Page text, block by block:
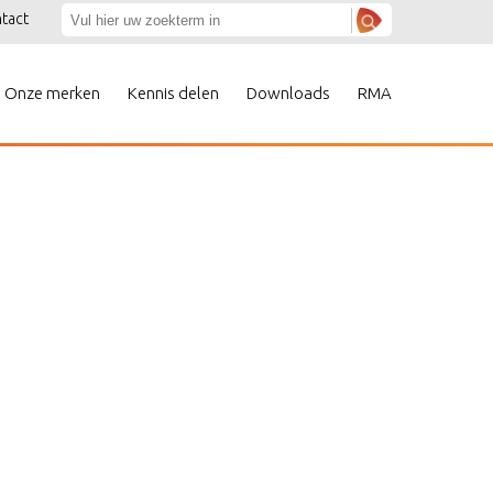
Onze merken Kennis delen Downloads RMA